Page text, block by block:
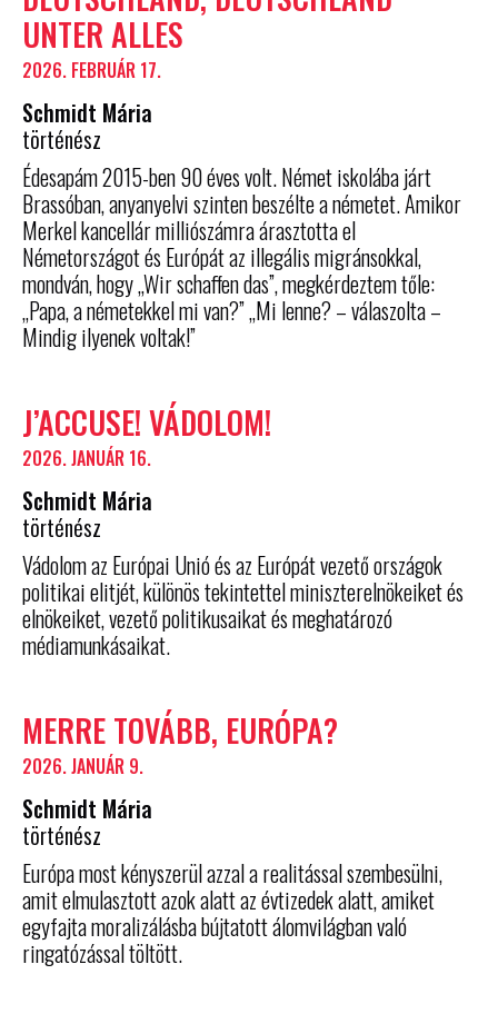
UNTER ALLES
2026. FEBRUÁR 17.
Schmidt Mária
történész
Édesapám 2015-ben 90 éves volt. Német iskolába járt
Brassóban, anyanyelvi szinten beszélte a németet. Amikor
Merkel kancellár milliószámra árasztotta el
Németországot és Európát az illegális migránsokkal,
mondván, hogy „Wir schaffen das”, megkérdeztem tőle:
„Papa, a németekkel mi van?” „Mi lenne? – válaszolta –
Mindig ilyenek voltak!”
J’ACCUSE! VÁDOLOM!
2026. JANUÁR 16.
Schmidt Mária
történész
Vádolom az Európai Unió és az Európát vezető országok
politikai elitjét, különös tekintettel miniszterelnökeiket és
elnökeiket, vezető politikusaikat és meghatározó
médiamunkásaikat.
MERRE TOVÁBB, EURÓPA?
2026. JANUÁR 9.
Schmidt Mária
történész
Európa most kényszerül azzal a realitással szembesülni,
amit elmulasztott azok alatt az évtizedek alatt, amiket
egyfajta moralizálásba bújtatott álomvilágban való
ringatózással töltött.